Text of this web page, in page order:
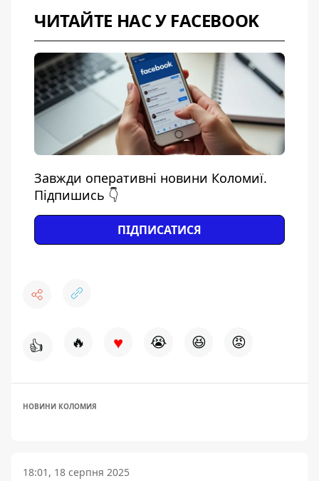
ЧИТАЙТЕ НАС У FACEBOOK
Завжди оперативні новини Коломиї.
Підпишись 👇
ПІДПИСАТИСЯ
👍 🔥 ♥ 😭 😆 😡
НОВИНИ КОЛОМИЯ
18:01, 18 серпня 2025